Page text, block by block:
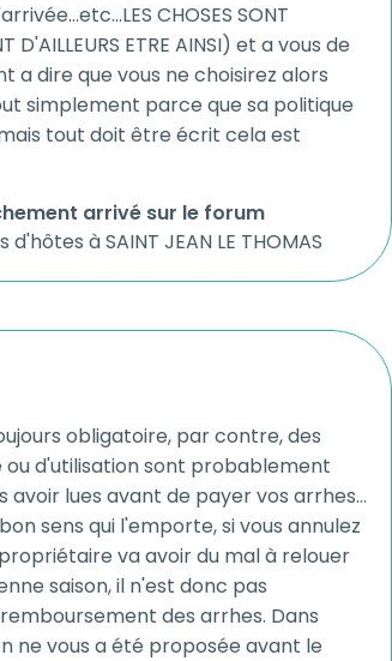
CHOSES SONT
D'AILLEURS ETRE AINSI) et a vous de
a dire que vous ne choisirez alors
simplement parce que sa politique
tout doit être écrit cela est
arrivé sur le forum
à SAINT JEAN LE THOMAS
obligatoire, par contre, des
d'utilisation sont probablement
avoir lues avant de payer vos arrhes...
sens qui l'emporte, si vous annulez
va avoir du mal à relouer
saison, il n'est donc pas
des arrhes. Dans
ne vous a été proposée avant le